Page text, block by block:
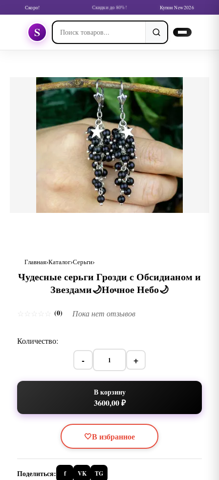
Скоро! Скидки до 80%! Купон New2026
S
Главная Каталог Серьги
Чудесные серьги Грозди с Обсидианом и
Звездами🌙Ночное Небо🌙
(0) Пока нет отзывов
Количество:
- +
В корзину
3600,00 ₽
🤍В избранное
Поделиться: f VK TG